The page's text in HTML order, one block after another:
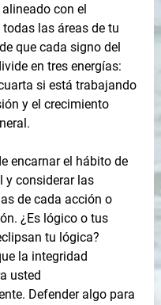
con el
las áreas de tu
que cada signo del
en tres energías:
si está trabajando
y el crecimiento
encarnar el hábito de
y considerar las
de cada acción o
¿Es lógico o tus
tu lógica?
la integridad
usted
Defender algo para